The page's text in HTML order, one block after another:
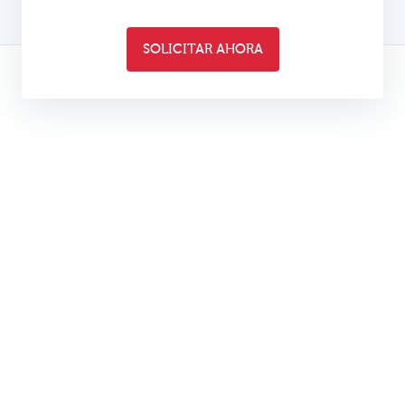
SOLICITAR AHORA